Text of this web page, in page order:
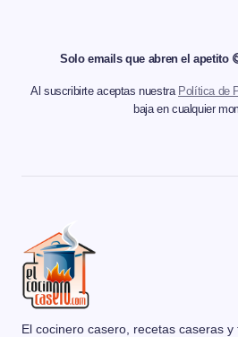
Solo emails que abren el apetito
Al suscribirte aceptas nuestra Política de
baja en cualquier
El cocinero casero, recetas caseras